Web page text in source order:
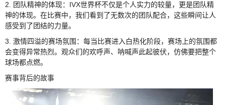
2. 团队精神的体现：IVX世界杯不仅是个人实力的较量，更是团队精
神的体现。在比赛中，我们看到了无数次的团队配合，这些瞬间让人
感受到了团结的力量。
3. 激情四溢的赛场氛围：每当比赛进入白热化阶段，赛场上的氛围都
会变得异常热烈。观众们的欢呼声、呐喊声此起彼伏，仿佛要把整个
球场都点燃。
赛事背后的故事